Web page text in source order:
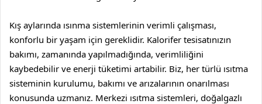
Kış aylarında ısınma sistemlerinin verimli çalışması,
konforlu bir yaşam için gereklidir. Kalorifer tesisatınızın
bakımı, zamanında yapılmadığında, verimliliğini
kaybedebilir ve enerji tüketimi artabilir. Biz, her türlü ısıtma
sisteminin kurulumu, bakımı ve arızalarının onarılması
konusunda uzmanız. Merkezi ısıtma sistemleri, doğalgazlı